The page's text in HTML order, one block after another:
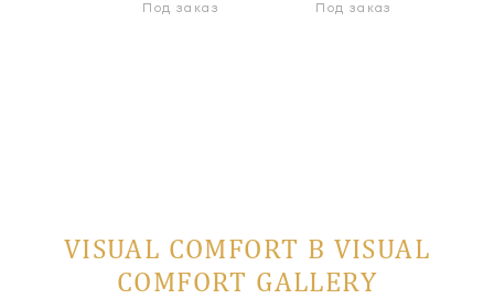
Под заказ Под заказ
VISUAL COMFORT В VISUAL
COMFORT GALLERY